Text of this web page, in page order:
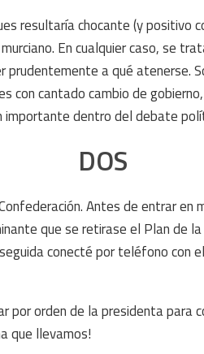
resultaría chocante (y positivo
En cualquier caso, se
a qué atenerse.
con cantado cambio de
importante dentro del debate
DOS
Antes de entrar en
que se retirase el Plan de
conecté por teléfono con
orden de la presidenta para
que llevamos!